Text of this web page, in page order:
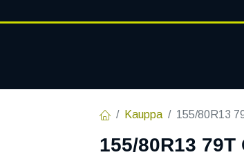
Kauppa 155/80R13
155/80R13 79T